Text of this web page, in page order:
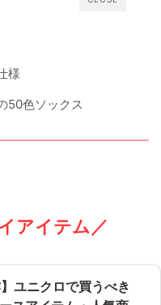
様
50色ソックス
アイテム／
ユニクロで買うべき